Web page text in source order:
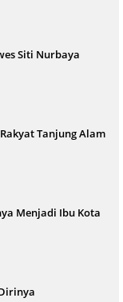
Siti Nurbaya
Tanjung Alam
Menjadi Ibu Kota